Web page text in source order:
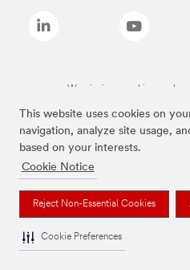
This website uses cookies on
navigation, analyze site usage,
based on your interests.
Cookie Notice
Reject Non-Essential Cookies
Cookie Preferences
Wymienione marki są